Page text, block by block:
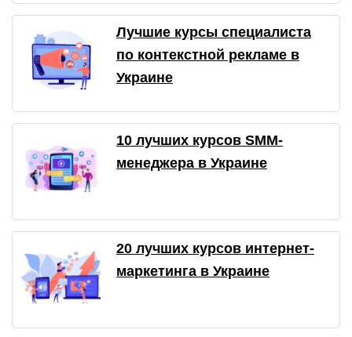
Лучшие курсы специалиста
по контекстной рекламе в
Украине
10 лучших курсов SMM-
менеджера в Украине
20 лучших курсов интернет-
маркетинга в Украине